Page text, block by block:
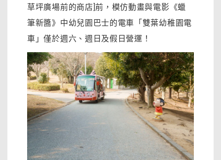
草坪廣場前的商店]前，模仿動畫與電影《蠟
筆新醬》中幼兒園巴士的電車「雙葉幼稚園電
車」僅於週六、週日及假日營運！